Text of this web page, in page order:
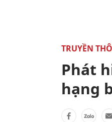
TRUYỀN
Phát
hạng